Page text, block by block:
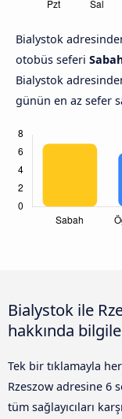
Bialystok
otobüs seferi
Bialystok
günün en az sefer
Bialystok ile
hakkında
Tek bir tıklamayla
Rzeszow adresine 6
tüm sağlayıcıları